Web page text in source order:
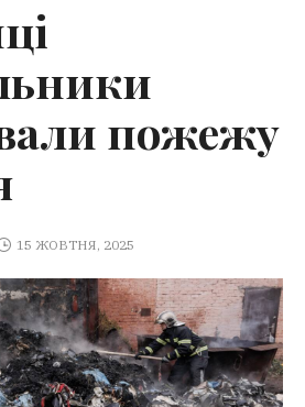
пожежу
15 ЖОВТНЯ, 2025